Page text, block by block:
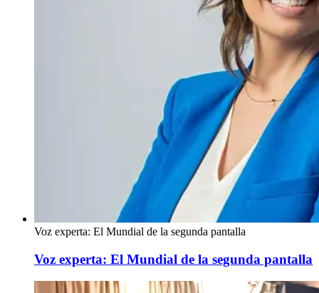
Voz experta: El Mundial de la segunda pantalla
Voz experta: El Mundial de la segunda pantalla